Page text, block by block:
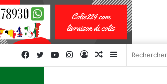
Sidebar
Article
Connexion
Instagram
YouTube
Twitter
Facebook